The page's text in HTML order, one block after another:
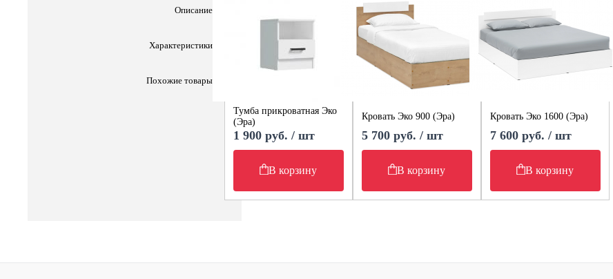
Описание
Характеристики
Похожие товары
Тумба прикроватная Эко
(Эра)
1 900 руб. / шт
В корзину
Кровать Эко 900 (Эра)
5 700 руб. / шт
В корзину
Кровать Эко 1600 (Эра)
7 600 руб. / шт
В корзину